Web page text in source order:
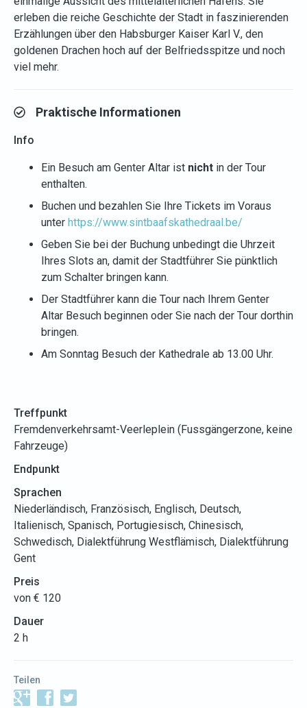
erleben die reiche Geschichte der Stadt in faszinierenden
Erzählungen über den Habsburger Kaiser Karl V., den
goldenen Drachen hoch auf der Belfriedsspitze und noch
viel mehr.
Praktische Informationen
Info
Ein Besuch am Genter Altar ist nicht in der Tour
enthalten.
Buchen und bezahlen Sie Ihre Tickets im Voraus
unter https://www.sintbaafskathedraal.be/
Geben Sie bei der Buchung unbedingt die Uhrzeit
Ihres Slots an, damit der Stadtführer Sie pünktlich
zum Schalter bringen kann.
Der Stadtführer kann die Tour nach Ihrem Genter
Altar Besuch beginnen oder Sie nach der Tour dorthin
bringen.
Am Sonntag Besuch der Kathedrale ab 13.00 Uhr.
Treffpunkt
Fremdenverkehrsamt-Veerleplein (Fussgängerzone, keine
Fahrzeuge)
Endpunkt
Sprachen
Niederländisch, Französisch, Englisch, Deutsch,
Italienisch, Spanisch, Portugiesisch, Chinesisch,
Schwedisch, Dialektführung Westflämisch, Dialektführung
Gent
Preis
von € 120
Dauer
2 h
Teilen